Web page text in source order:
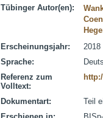
Tübinger Autor(en):
Erscheinungsjahr:
2018
Sprache:
Referenz zum
Volltext:
Dokumentart:
Teil